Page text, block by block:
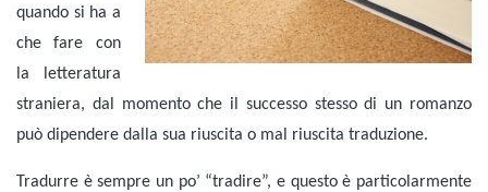
quando si ha a
che fare con
la letteratura
straniera, dal momento che il successo stesso di un romanzo
può dipendere dalla sua riuscita o mal riuscita traduzione.
Tradurre è sempre un po’ “tradire”, e questo è particolarmente